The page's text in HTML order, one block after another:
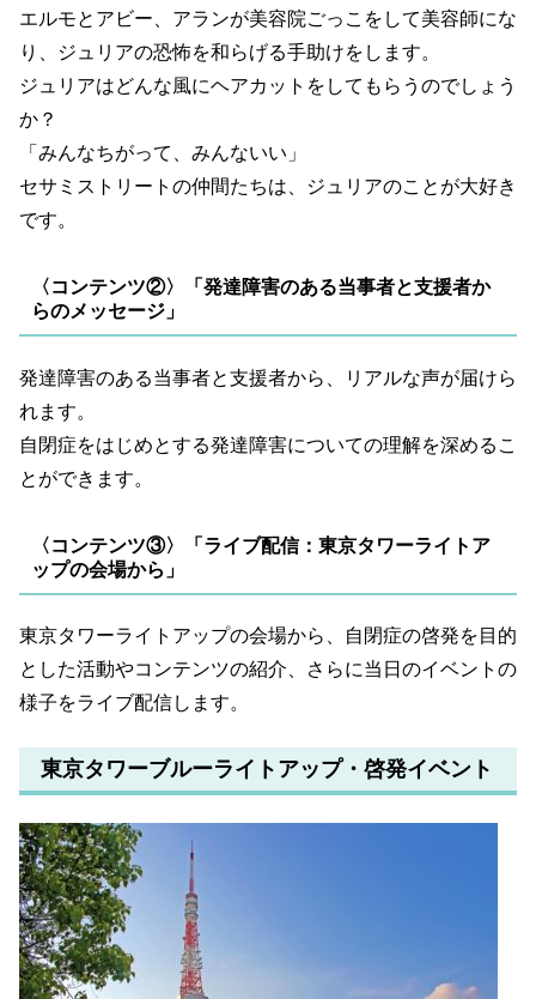
エルモとアビー、アランが美容院ごっこをして美容師にな
り、ジュリアの恐怖を和らげる手助けをします。
ジュリアはどんな風にヘアカットをしてもらうのでしょう
か？
「みんなちがって、みんないい」
セサミストリートの仲間たちは、ジュリアのことが大好き
です。
〈コンテンツ②〉「発達障害のある当事者と支援者か
らのメッセージ」
発達障害のある当事者と支援者から、リアルな声が届けら
れます。
自閉症をはじめとする発達障害についての理解を深めるこ
とができます。
〈コンテンツ③〉「ライブ配信：東京タワーライトア
ップの会場から」
東京タワーライトアップの会場から、自閉症の啓発を目的
とした活動やコンテンツの紹介、さらに当日のイベントの
様子をライブ配信します。
東京タワーブルーライトアップ・啓発イベント